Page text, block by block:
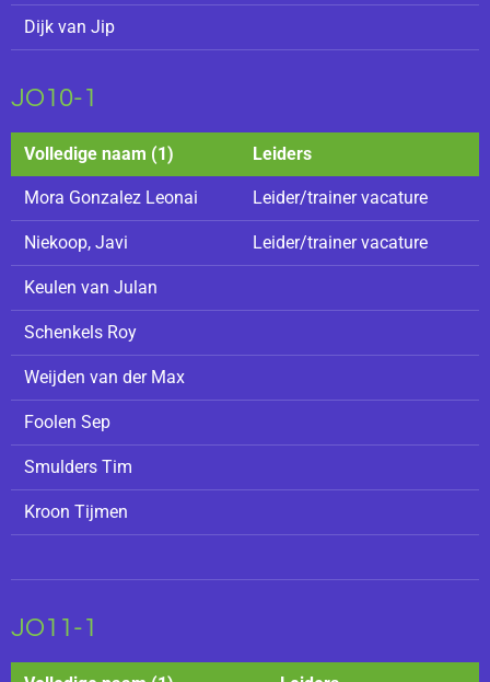
Dijk van Jip
JO10-1
Volledige naam (1) Leiders
Mora Gonzalez Leonai Leider/trainer vacature
Niekoop, Javi Leider/trainer vacature
Keulen van Julan
Schenkels Roy
Weijden van der Max
Foolen Sep
Smulders Tim
Kroon Tijmen
JO11-1